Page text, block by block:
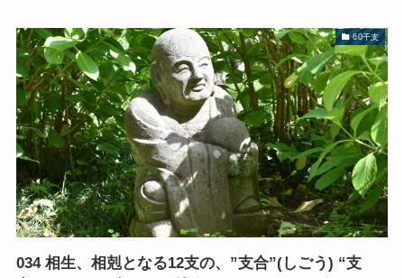
60干支
034 相生、相剋となる12支の、”支合”(しごう) “支